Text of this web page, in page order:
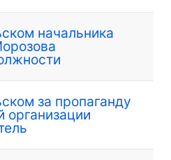
начальника
за пропаганду
организации